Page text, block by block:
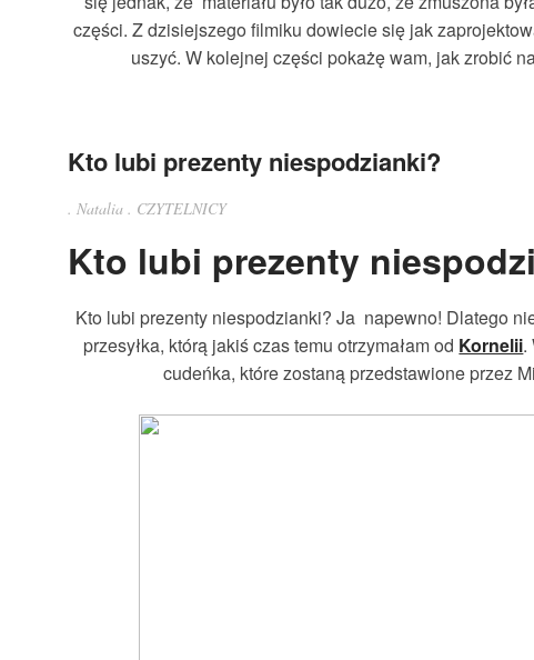
części. Z dzisiejszego filmiku dowiecie się jak
uszyć. W kolejnej części pokażę wam, jak zrobić
Kto lubi prezenty niespodzianki?
. Natalia . CZYTELNICY
Kto lubi prezenty
Kto lubi prezenty niespodzianki? Ja napewno! Dlatego
przesyłka, którą jakiś czas temu otrzymałam od Kornelii.
cudeńka, które zostaną przedstawione przez